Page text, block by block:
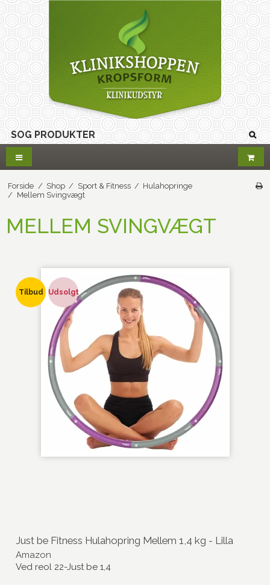
Forside / Shop / Sport & Fitness / Hulahopringe
/ Mellem Svingvægt
MELLEM SVINGVÆGT
Tilbud Udsolgt
Just be Fitness Hulahopring Mellem 1,4 kg - Lilla
Amazon
Ved reol 22-Just be 1,4